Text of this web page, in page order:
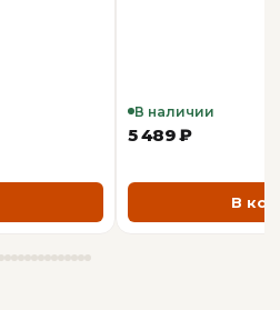
В наличии
5 489 ₽
В